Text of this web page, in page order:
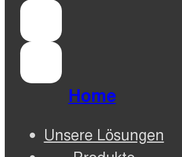
Home
Unsere Lösungen